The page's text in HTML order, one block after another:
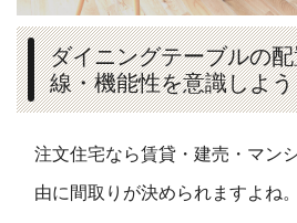
ダイニングテーブルの
線・機能性を意識しよ
注文住宅なら賃貸・建売・マン
由に間取りが決められますよね。